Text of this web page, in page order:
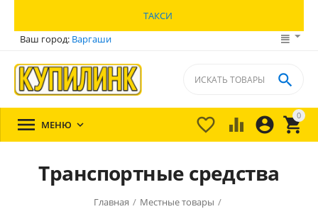
ТАКСИ
Ваш город: Варгаши
0


 

 МЕНЮ 
Транспортные средства
Главная / Местные товары /